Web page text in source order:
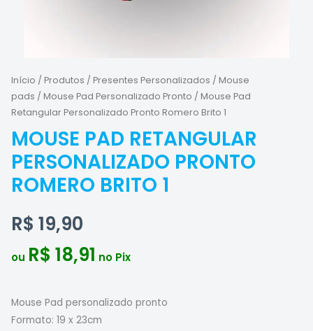
Início / Produtos / Presentes Personalizados / Mouse
pads / Mouse Pad Personalizado Pronto / Mouse Pad
Retangular Personalizado Pronto Romero Brito 1
MOUSE PAD RETANGULAR
PERSONALIZADO PRONTO
ROMERO BRITO 1
R$ 19,90
ou R$ 18,91 no Pix
Mouse Pad personalizado pronto
Formato: 19 x 23cm